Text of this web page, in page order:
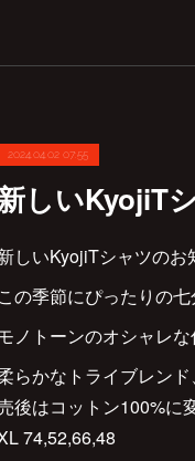
2024.04.02 07:55
しいKyojiT
しいKyojiTシャツのお
この季節にぴったりの
ノトーンのオシャレな
らかなトライブレン
後はコットン100%
74,52,66,48